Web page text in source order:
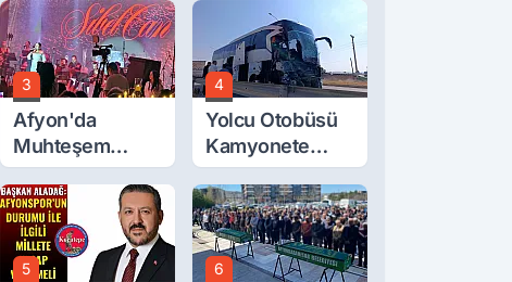
Hobi
Bahçesinden
Attırdı
Yerler Didik
Didik Aranıyor
3
Afyon'da
Muhteşem
Düğün
4
Yolcu Otobüsü
Kamyonete
Çarptı: 1 Ölü, 15
Yaralı
5 6